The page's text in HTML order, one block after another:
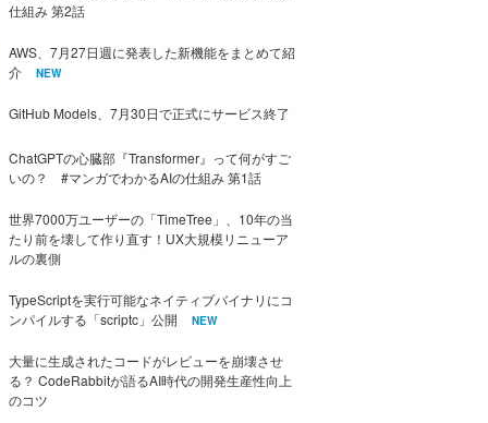
仕組み 第2話
AWS、7月27日週に発表した新機能をまとめて紹
介
NEW
GitHub Models、7月30日で正式にサービス終了
ChatGPTの心臓部『Transformer』って何がすご
いの？ #マンガでわかるAIの仕組み 第1話
世界7000万ユーザーの「TimeTree」、10年の当
たり前を壊して作り直す！UX大規模リニューア
ルの裏側
TypeScriptを実行可能なネイティブバイナリにコ
ンパイルする「scriptc」公開
NEW
大量に生成されたコードがレビューを崩壊させ
る？ CodeRabbitが語るAI時代の開発生産性向上
のコツ